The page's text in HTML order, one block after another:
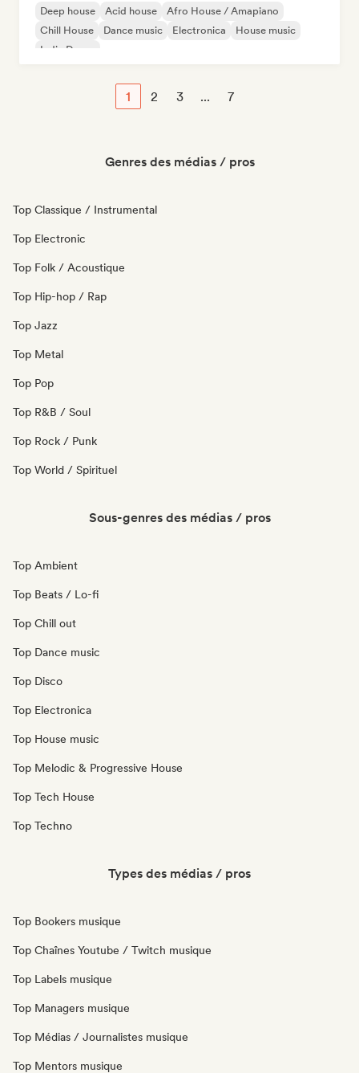
Deep house Acid house
Afro House / Amapiano
Chill House
Dance music Electronica
House music
Indie Dance
1 2 3 ... 7
Genres des médias / pros
Top Classique / Instrumental
Top Electronic
Top Folk / Acoustique
Top Hip-hop / Rap
Top Jazz
Top Metal
Top Pop
Top R&B / Soul
Top Rock / Punk
Top World / Spirituel
Sous-genres des médias / pros
Top Ambient
Top Beats / Lo-fi
Top Chill out
Top Dance music
Top Disco
Top Electronica
Top House music
Top Melodic & Progressive House
Top Tech House
Top Techno
Types des médias / pros
Top Bookers musique
Top Chaînes Youtube / Twitch musique
Top Labels musique
Top Managers musique
Top Médias / Journalistes musique
Top Mentors musique